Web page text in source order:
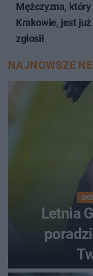
Mężczyzna, który
Krakowie, jest
zgłosił
NAJNOWSZE
Letnia